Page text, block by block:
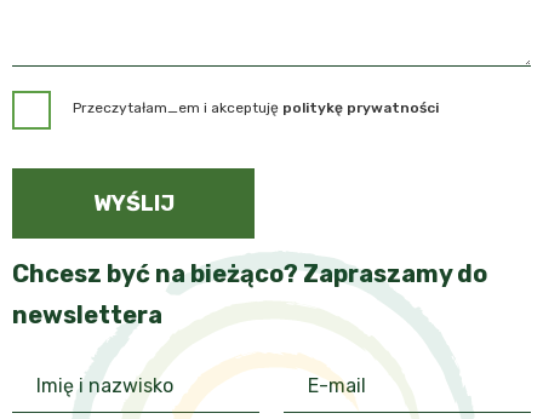
Chcesz być na bieżąco? Zapraszamy do
newslettera
Przeczytałam_em i akceptuję politykę prywatności
WYŚLIJ